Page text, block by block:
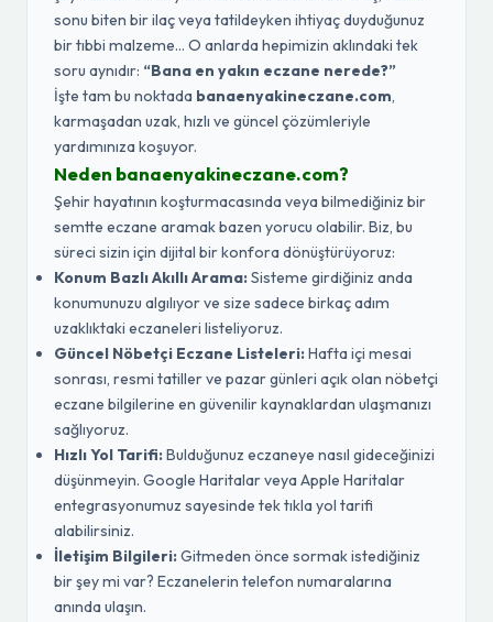
sonu biten bir ilaç veya tatildeyken ihtiyaç duyduğunuz
bir tıbbi malzeme... O anlarda hepimizin aklındaki tek
soru aynıdır: “Bana en yakın eczane nerede?”
İşte tam bu noktada banaenyakineczane.com,
karmaşadan uzak, hızlı ve güncel çözümleriyle
yardımınıza koşuyor.
Neden banaenyakineczane.com?
Şehir hayatının koşturmacasında veya bilmediğiniz bir
semtte eczane aramak bazen yorucu olabilir. Biz, bu
süreci sizin için dijital bir konfora dönüştürüyoruz:
Konum Bazlı Akıllı Arama:Sisteme girdiğiniz anda
konumunuzu algılıyor ve size sadece birkaç adım
uzaklıktaki eczaneleri listeliyoruz.
Güncel Nöbetçi Eczane Listeleri:Hafta içi mesai
sonrası, resmi tatiller ve pazar günleri açık olan nöbetçi
eczane bilgilerine en güvenilir kaynaklardan ulaşmanızı
sağlıyoruz.
Hızlı Yol Tarifi:Bulduğunuz eczaneye nasıl gideceğinizi
düşünmeyin. Google Haritalar veya Apple Haritalar
entegrasyonumuz sayesinde tek tıkla yol tarifi
alabilirsiniz.
İletişim Bilgileri:Gitmeden önce sormak istediğiniz
bir şey mi var? Eczanelerin telefon numaralarına
anında ulaşın.